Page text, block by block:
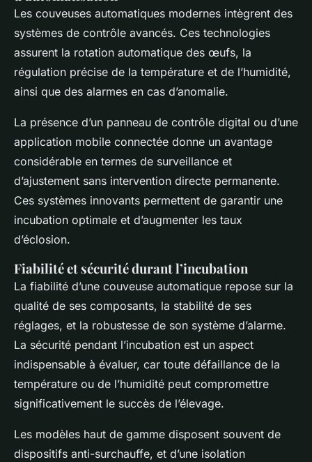
Les couveuses automatiques modernes intègrent des
systèmes de contrôle avancés. Ces technologies
assurent la rotation automatique des œufs, la
régulation précise de la température et de l’humidité,
ainsi que des alarmes en cas d’anomalie.
La présence d’un panneau de contrôle digital ou d’une
application mobile connectée donne un avantage
considérable en termes de surveillance et
d’ajustement sans intervention directe permanente.
Ces systèmes innovants permettent de garantir une
incubation optimale et d’augmenter les taux
d’éclosion.
Fiabilité et sécurité durant l’incubation
La fiabilité d’une couveuse automatique repose sur la
qualité de ses composants, la stabilité de ses
réglages, et la robustesse de son système d’alarme.
La sécurité pendant l’incubation est un aspect
indispensable à évaluer, car toute défaillance de la
température ou de l’humidité peut compromettre
significativement le succès de l’élevage.
Les modèles haut de gamme disposent souvent de
dispositifs anti-surchauffe, et d’une isolation